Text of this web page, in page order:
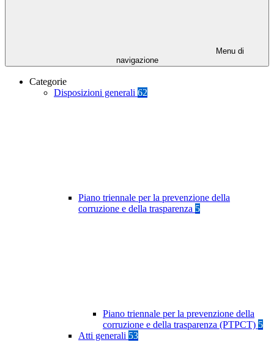
Menu di
navigazione
Categorie
Disposizioni generali 62
Piano triennale per la prevenzione della
corruzione e della trasparenza 5
Piano triennale per la prevenzione della
corruzione e della trasparenza (PTPCT) 5
Atti generali 53